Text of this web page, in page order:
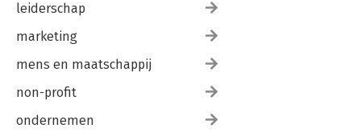
leiderschap
marketing
mens en maatschappij
non-profit
ondernemen